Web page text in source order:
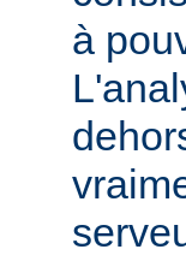
à